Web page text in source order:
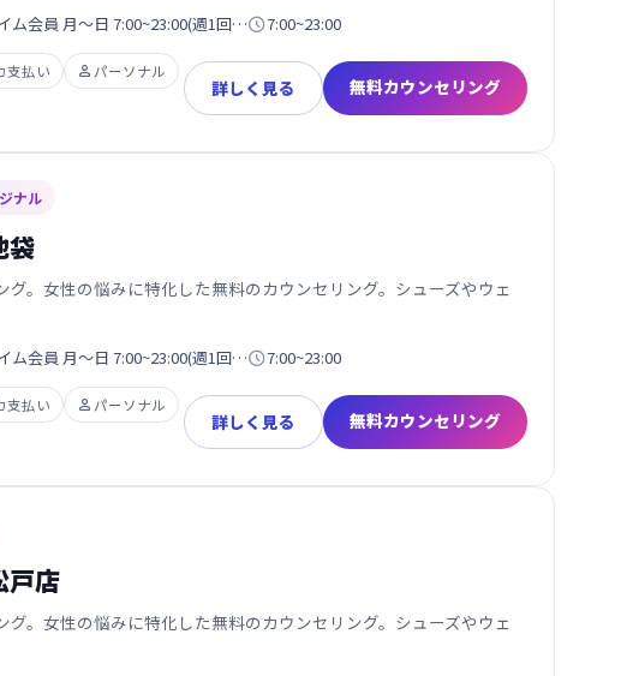
会員 月〜日 7:00~23:00(週1回…7:00~23:00
支払い  パーソナル
詳しく見る 無料カウンセリング
ナル
袋
グ。女性の悩みに特化した無料のカウンセリング。シューズやウェ
会員 月〜日 7:00~23:00(週1回…7:00~23:00
支払い  パーソナル
詳しく見る 無料カウンセリング
戸店
グ。女性の悩みに特化した無料のカウンセリング。シューズやウェ